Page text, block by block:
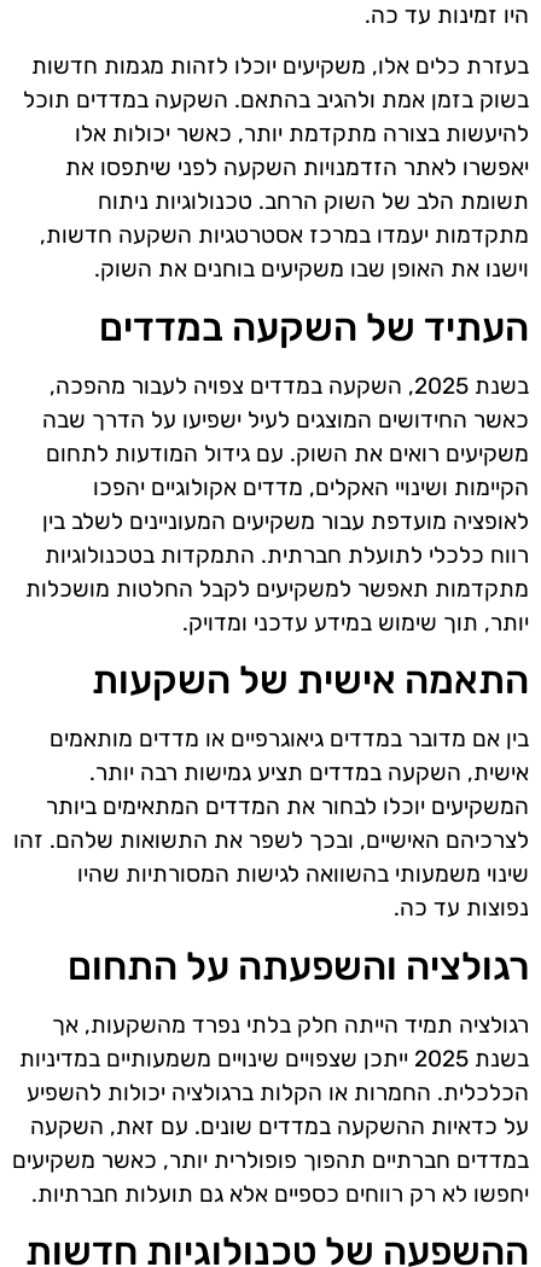
היו זמינות עד כה.
בעזרת כלים אלו, משקיעים יוכלו לזהות מגמות חדשות
בשוק בזמן אמת ולהגיב בהתאם. השקעה במדדים תוכל
להיעשות בצורה מתקדמת יותר, כאשר יכולות אלו
יאפשרו לאתר הזדמנויות השקעה לפני שיתפסו את
תשומת הלב של השוק הרחב. טכנולוגיות ניתוח
מתקדמות יעמדו במרכז אסטרטגיות השקעה חדשות,
וישנו את האופן שבו משקיעים בוחנים את השוק.
העתיד של השקעה במדדים
בשנת 2025, השקעה במדדים צפויה לעבור מהפכה,
כאשר החידושים המוצגים לעיל ישפיעו על הדרך שבה
משקיעים רואים את השוק. עם גידול המודעות לתחום
הקיימות ושינויי האקלים, מדדים אקולוגיים יהפכו
לאופציה מועדפת עבור משקיעים המעוניינים לשלב בין
רווח כלכלי לתועלת חברתית. התמקדות בטכנולוגיות
מתקדמות תאפשר למשקיעים לקבל החלטות מושכלות
יותר, תוך שימוש במידע עדכני ומדויק.
התאמה אישית של השקעות
בין אם מדובר במדדים גיאוגרפיים או מדדים מותאמים
אישית, השקעה במדדים תציע גמישות רבה יותר.
המשקיעים יוכלו לבחור את המדדים המתאימים ביותר
לצרכיהם האישיים, ובכך לשפר את התשואות שלהם. זהו
שינוי משמעותי בהשוואה לגישות המסורתיות שהיו
נפוצות עד כה.
רגולציה והשפעתה על התחום
רגולציה תמיד הייתה חלק בלתי נפרד מהשקעות, אך
בשנת 2025 ייתכן שצפויים שינויים משמעותיים במדיניות
הכלכלית. החמרות או הקלות ברגולציה יכולות להשפיע
על כדאיות ההשקעה במדדים שונים. עם זאת, השקעה
במדדים חברתיים תהפוך פופולרית יותר, כאשר משקיעים
יחפשו לא רק רווחים כספיים אלא גם תועלות חברתיות.
ההשפעה של טכנולוגיות חדשות